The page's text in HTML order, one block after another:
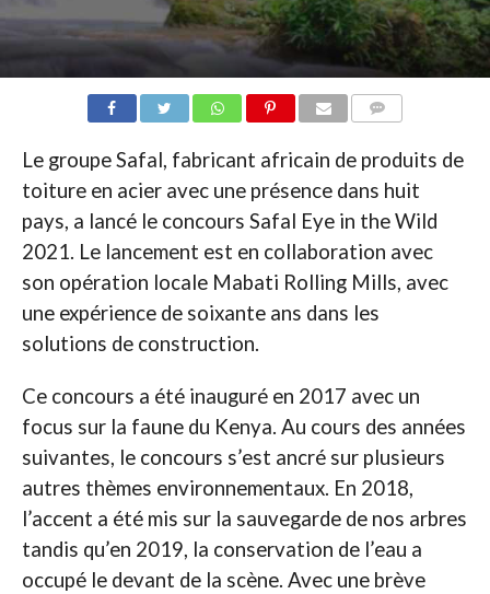
Le groupe Safal, fabricant africain de produits de
toiture en acier avec une présence dans huit
pays, a lancé le concours Safal Eye in the Wild
2021. Le lancement est en collaboration avec
son opération locale Mabati Rolling Mills, avec
une expérience de soixante ans dans les
solutions de construction.
Ce concours a été inauguré en 2017 avec un
focus sur la faune du Kenya. Au cours des années
suivantes, le concours s’est ancré sur plusieurs
autres thèmes environnementaux. En 2018,
l’accent a été mis sur la sauvegarde de nos arbres
tandis qu’en 2019, la conservation de l’eau a
occupé le devant de la scène. Avec une brève